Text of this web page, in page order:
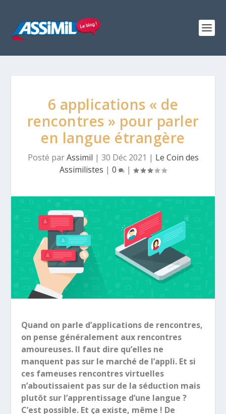
6 applications « de
rencontres » pour parler
en langue étrangère
Posté parAssimil | 30 Déc 2021 | Le Coin des
Assimilistes | 0 |
Quand on parle d’applications de rencontres,
on pense généralement aux rencontres
amoureuses. Il faut dire qu’elles ne
manquent pas sur le marché de l’appli. Et si
ces fameuses rencontres virtuelles
n’aboutissaient pas sur de la séduction mais
plutôt sur l’apprentissage d’une langue ?
C’est possible. Et ça existe, même ! De